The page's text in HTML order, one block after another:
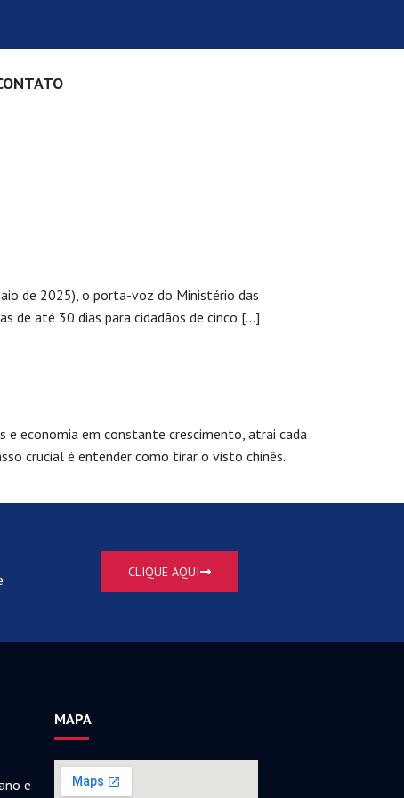
de 2025), o porta-voz do Ministério das
de até 30 dias para cidadãos de cinco […]
e economia em constante crescimento, atrai cada
crucial é entender como tirar o visto chinês.
CLIQUE AQUI
e
MAPA